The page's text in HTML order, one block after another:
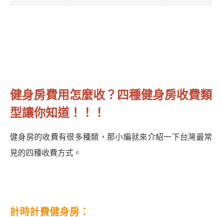
健身房費用怎麼收？四種健身房收費類
型讓你知道！！！
健身房的收費有很多種類，那小編就來介紹一下台灣最常
見的四種收費方式。
計時計費健身房：